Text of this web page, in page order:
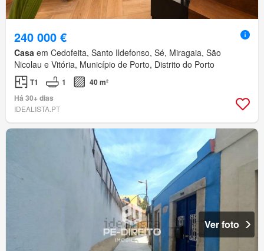
240 000 €
Casa em Cedofeita, Santo Ildefonso, Sé, Miragaia, São
Nicolau e Vitória, Município de Porto, Distrito do Porto
T1 1
40 m²
Há 30+ dias
IDEALISTA.PT
Ver foto